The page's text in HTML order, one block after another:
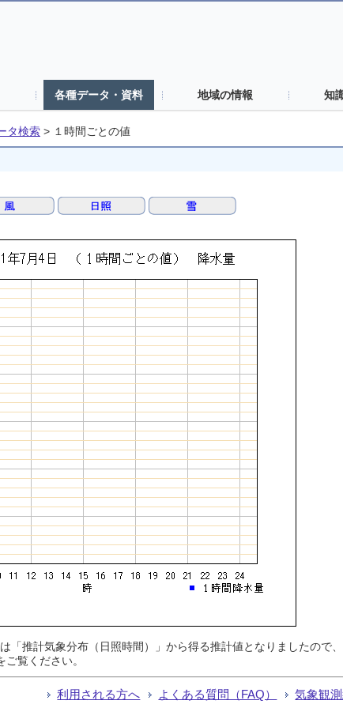
各種データ・資料 地域の情報 知
タ検索 > １時間ごとの値
「推計気象分布（日照時間）」から得る推計値となりましたので
ご覧ください。
利用される方へ よくある質問（FAQ） 気象観